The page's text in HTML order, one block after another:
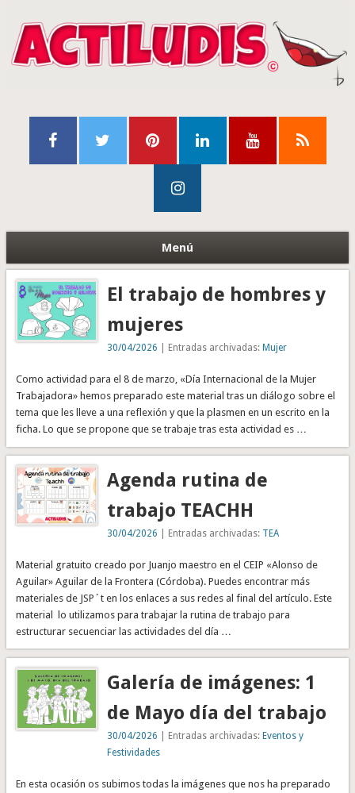
Menú
El trabajo de hombres y
mujeres
30/04/2026 | Entradas archivadas: Mujer
Como actividad para el 8 de marzo, «Día Internacional de la Mujer
Trabajadora» hemos preparado este material tras un diálogo sobre el
tema que les lleve a una reflexión y que la plasmen en un escrito en la
ficha. Lo que se propone que se trabaje tras esta actividad es …
Agenda rutina de
trabajo TEACHH
30/04/2026 | Entradas archivadas: TEA
Material gratuito creado por Juanjo maestro en el CEIP «Alonso de
Aguilar» Aguilar de la Frontera (Córdoba). Puedes encontrar más
materiales de JSP´t en los enlaces a sus redes al final del artículo. Este
material lo utilizamos para trabajar la rutina de trabajo para
estructurar secuenciar las actividades del día …
Galería de imágenes: 1
de Mayo día del trabajo
30/04/2026 | Entradas archivadas: Eventos y
Festividades
En esta ocasión os subimos todas la imágenes que nos ha preparado